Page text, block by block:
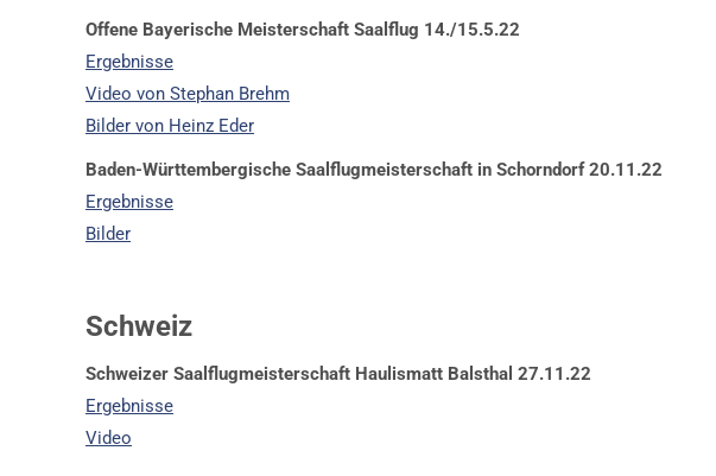
Offene Bayerische Meisterschaft Saalflug 14./15.5.22
Ergebnisse
Video von Stephan Brehm
Bilder von Heinz Eder
Baden-Württembergische Saalflugmeisterschaft in Schorndorf 20.11.22
Ergebnisse
Bilder
Schweiz
Schweizer Saalflugmeisterschaft Haulismatt Balsthal 27.11.22
Ergebnisse
Video
News
Schöne Weihnachten und alles
Gute für 2026
16. Dezember 2025
Grundsteuer für Modellflug-
Gelände / Petition
4. Dezember 2025
Saalflugprogramm der
MFSD (ehem.